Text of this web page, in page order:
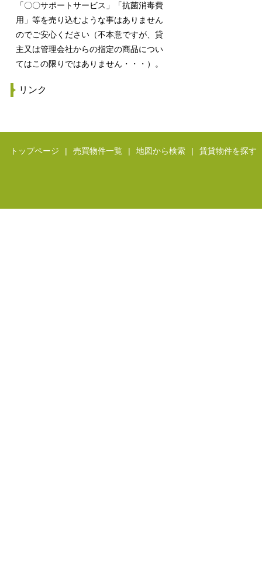
「〇〇サポートサービス」「抗菌消毒費
用」等を売り込むような事はありません
のでご安心ください（不本意ですが、貸
主又は管理会社からの指定の商品につい
てはこの限りではありません・・・）。
リンク
トップページ | 売買物件一覧 | 地図から検索 | 賃貸物件を探す